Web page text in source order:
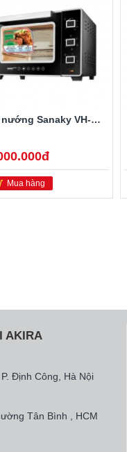
Lò nướng Sanaky VH-3599S2D
Mua hàng
AKIRA
Định Công, Hà Nội
Tân Bình , HCM